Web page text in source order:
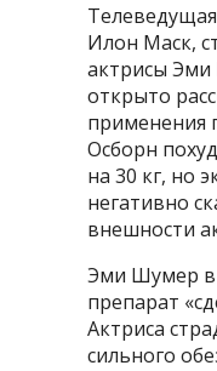
Илон Маск,
актрисы
открыто
применения
Осборн
на 30 кг, но
негативно
внешности
Эми Шумер в
препарат
Актриса
сильного